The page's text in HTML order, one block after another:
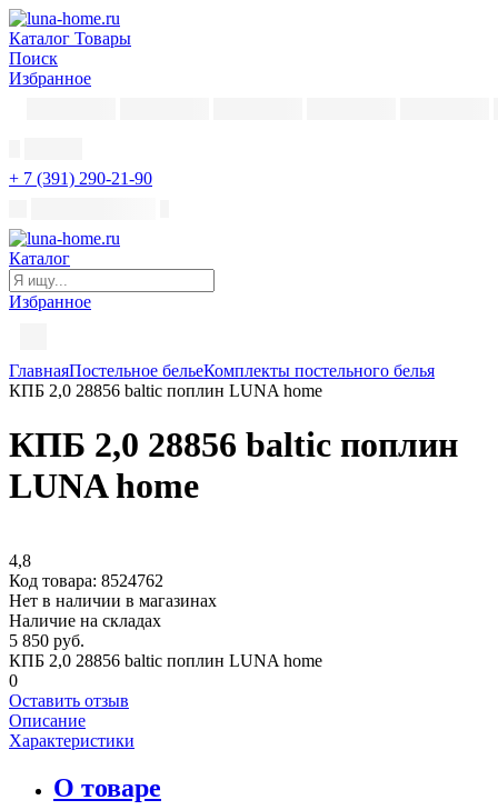
Каталог Товары
Поиск
Избранное
+ 7 (391) 290-21-90
Каталог
Избранное
ГлавнаяПостельное бельеКомплекты постельного белья
КПБ 2,0 28856 baltic поплин LUNA home
КПБ 2,0 28856 baltic поплин
LUNA home
4,8
Код товара: 8524762
Нет в наличии в магазинах
Наличие на складах
5 850 руб.
КПБ 2,0 28856 baltic поплин LUNA home
0
Оставить отзыв
Описание
Характеристики
О товаре